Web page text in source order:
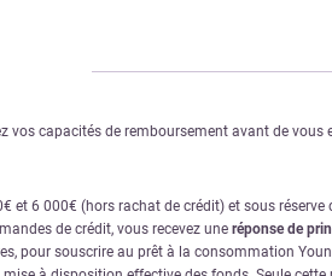
vos capacités de remboursement avant de vous
et 6 000€ (hors rachat de crédit) et sous
de crédit, vous recevez une réponse de
pour souscrire au prêt à la consommation